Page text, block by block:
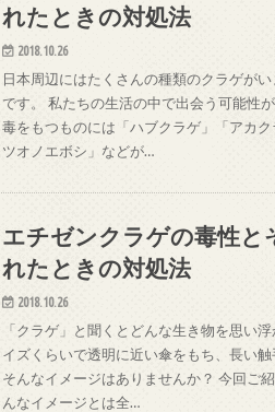
れたときの対処法
2018.10.26
日本周辺にはたくさんの種類のクラゲが
です。 私たちの生活の中で出会う可能性
毒をもつものには「ハブクラゲ」「アカ
ツオノエボシ」などが…
エチゼンクラゲの毒性と
れたときの対処法
2018.10.26
「クラゲ」と聞くとどんな生き物を思い
イズくらいで透明に近い傘をもち、長い
そんなイメージはありませんか？ 今回ご
んなイメージとは全…